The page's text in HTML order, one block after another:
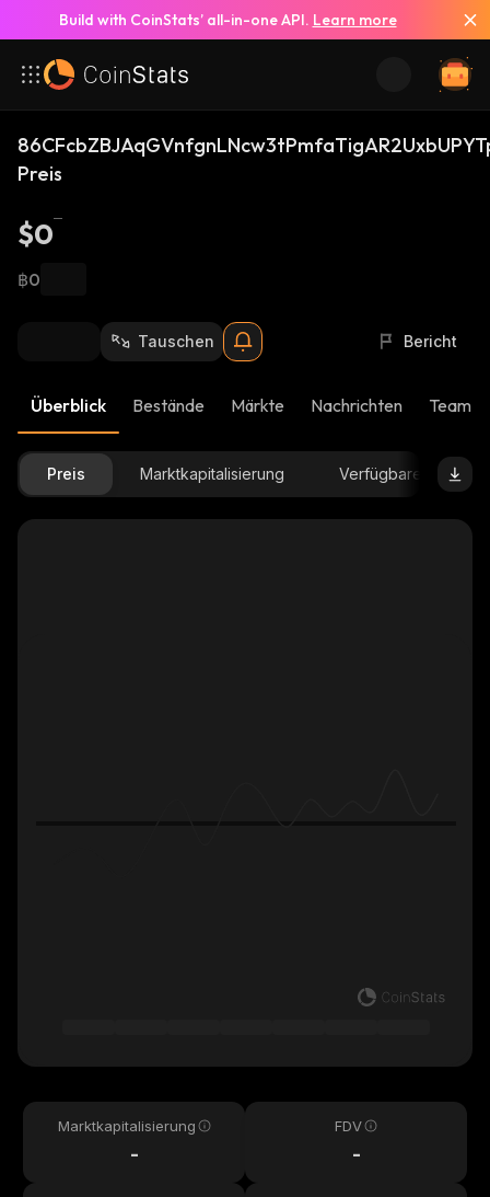
Build with CoinStats’ all-in-one API. Learn more
Preis
$0
฿0
Tauschen Bericht
Überblick Bestände Märkte Nachrichten Team-
Preis Marktkapitalisierung Verfügbare Menge
Marktkapitalisierung
-
FDV
-